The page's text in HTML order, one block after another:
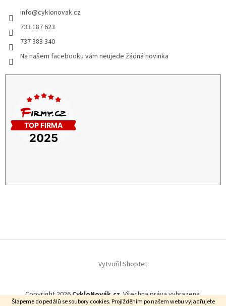
Šlapeme do pedálů se soubory cookies. Projížděním po našem webu vyjadřujete
info@cyklonovak.cz
733 187 623
737 383 340
Na našem facebooku vám neujede žádná novinka
Vytvořil Shoptet
Copyright 2026CykloNovák.cz. Všechna práva vyhrazena.